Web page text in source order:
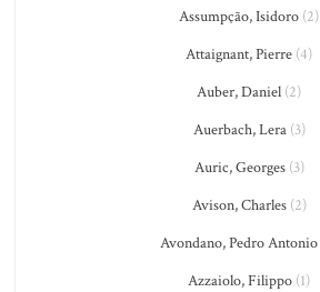
Assumpção, Isidoro (2)
Attaignant, Pierre (4)
Auber, Daniel (2)
Auerbach, Lera(3)
Auric, Georges(3)
Avison, Charles(2)
Avondano, Pedro Antonio
Azzaiolo, Filippo (1)